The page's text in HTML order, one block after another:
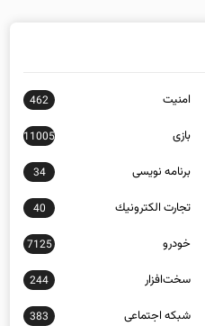
امنيت 462
بازی 11005
برنامه نويسی 34
تجارت الكترونيك 40
خودرو 7125
سخت‌افزار 244
شبكه اجتماعی 383